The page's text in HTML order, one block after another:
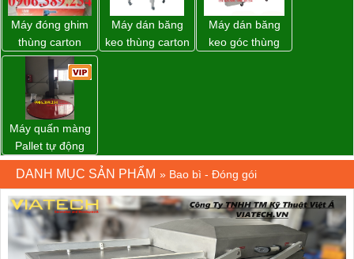
Máy đóng ghim
thùng carton
dùng khí nén giá
tốt
Máy dán băng
keo thùng carton
Máy dán băng
keo góc thùng
Máy quấn màng
Pallet tự động
WP-55 xuất xứ
Đài Loan
DANH MỤC SẢN PHẨM » Bao bì - Đóng gói